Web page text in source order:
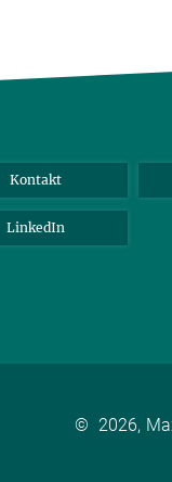
Kontakt
LinkedIn
© 2026,